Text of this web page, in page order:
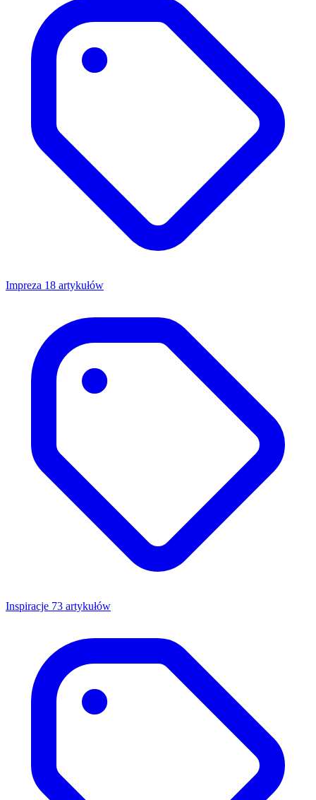
Impreza 18 artykułów
Inspiracje 73 artykułów